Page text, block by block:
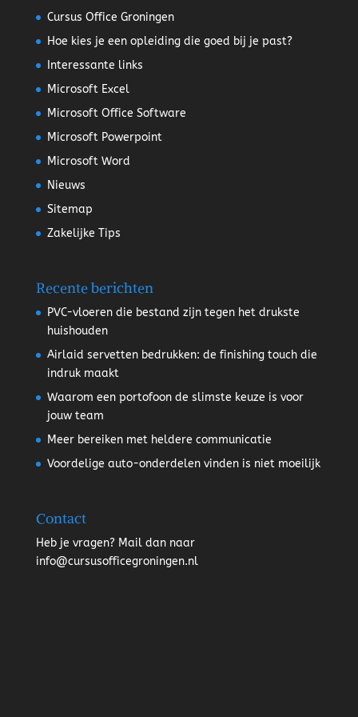
Cursus Office Groningen
Hoe kies je een opleiding die goed bij je past?
Interessante links
Microsoft Excel
Microsoft Office Software
Microsoft Powerpoint
Microsoft Word
Nieuws
Sitemap
Zakelijke Tips
Recente berichten
PVC-vloeren die bestand zijn tegen het drukste
huishouden
Airlaid servetten bedrukken: de finishing touch die
indruk maakt
Waarom een portofoon de slimste keuze is voor
jouw team
Meer bereiken met heldere communicatie
Voordelige auto-onderdelen vinden is niet moeilijk
Contact
Heb je vragen? Mail dan naar
info@cursusofficegroningen.nl